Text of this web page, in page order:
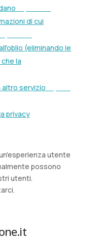
di cui
(eliminando le
la
altro servizio
privacy
utente
possono
utenti.